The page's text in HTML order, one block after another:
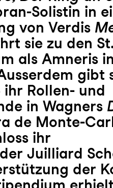
Solistin in
von Verdis
sie zu den
als Amneris
gibt
Rollen- und
in Wagners
de Monte-
ihr
Juilliard
der